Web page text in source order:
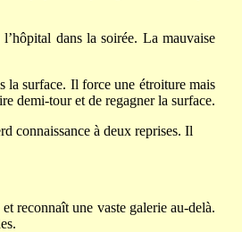
dans la soirée. La mauvaise
la surface. Il force une étroiture mais
demi-tour et de regagner la surface.
connaissance à deux reprises. Il
reconnaît une vaste galerie au-delà.